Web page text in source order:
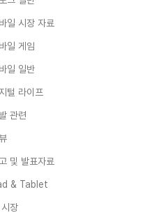
일 시장 자료
일 게임
일 일반
털 라이프
관련
및 발표자료
& Tablet
장